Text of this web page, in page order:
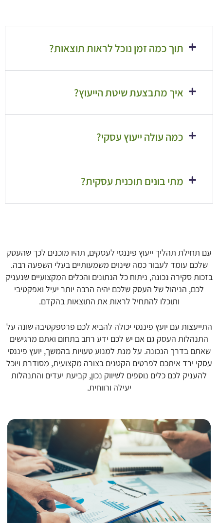
תוך כמה זמן נוכל לראות תוצאות?
איך מתבצעת שיטת הייעוץ?
כמה עולה ייעוץ עסקי?
מתי בונים תוכנית עסקית?
עם תחילת תהליך ייעוץ פיננסי לעסקים, תהיו מוכנים לכך שהעסק
שלכם עומד לעבור כמה שינוים משמעותיים בעלי השפעה רבה.
בזכות סקירה נכונה, ניתוח כל הנתונים והכלים המקצועיים שנעניק
לכם, הניהול של העסק שלכם יהיה הרבה יותר יעיל ואפקטיבי
ותוכלו להתחיל לראות את התוצאות בהקדם.
התייעצות עם יועץ פיננסי יכולה להביא לכם פרספקטיבה שונה על
התנהלות העסק גם אם יש לכם ידע רחב בתחום ואתם מרגישים
שאתם בדרך הנכונה. על מנת למנוע טעויות בהמשך, יועץ פיננסי
עסקי ירד איתכם לפרטים הקטנים בצורה מקצועית, מסודרת ויוכל
להעניק לכם כלים נוספים לשיווק נכון, קביעת יעדים והתנהלות
יעילה ורווחית.